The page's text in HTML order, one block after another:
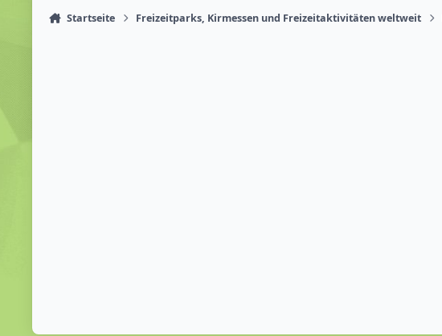
Startseite Freizeitparks, Kirmessen und Freizeitaktivitäten weltweit